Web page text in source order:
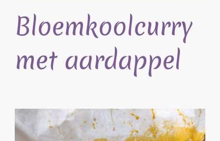
Bloemkoolcurry
met aardappel